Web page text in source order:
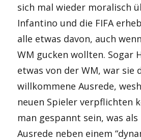
sich mal wieder moralisch
Infantino und die FIFA
alle etwas davon, auch
WM gucken wollten. Sogar
etwas von der WM, war sie
willkommene Ausrede,
neuen Spieler verpflichten
man gespannt sein, was als
Ausrede neben einem